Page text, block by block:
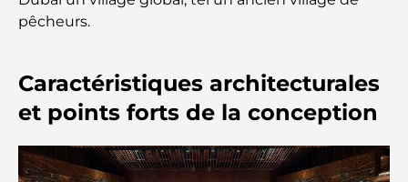
Les meilleurs restaurants indiens de Dubaï : un
Découvrez la promenade de Palm Jumeirah : une
balade placée sous le signe du luxe et des
Meilleurs quartiers où vivre en famille à Dubaï :
pêcheurs.
Caractéristiques architecturales
et points forts de la conception